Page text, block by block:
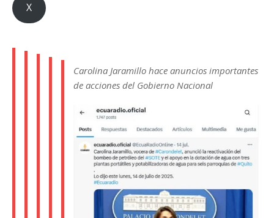
X
Carolina Jaramillo hace anuncios importantes
de acciones del Gobierno Nacional